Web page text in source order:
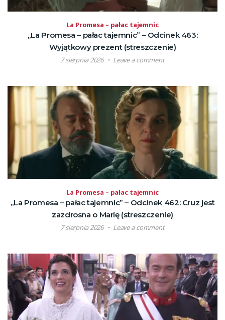
La Promesa – pałac tajemnic
„La Promesa – pałac tajemnic” – Odcinek 463:
Wyjątkowy prezent (streszczenie)
7 sierpnia 2026 Leave a comment
La Promesa – pałac tajemnic
„La Promesa – pałac tajemnic” – Odcinek 462: Cruz jest
zazdrosna o Maríę (streszczenie)
7 sierpnia 2026 Leave a comment